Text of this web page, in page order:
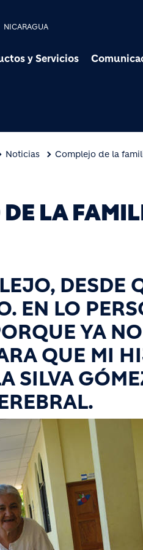
NICARAGUA
y Servicios
Noticias Complejo de la
LA
DESDE
EN LO
YA
QUE MI
SILVA